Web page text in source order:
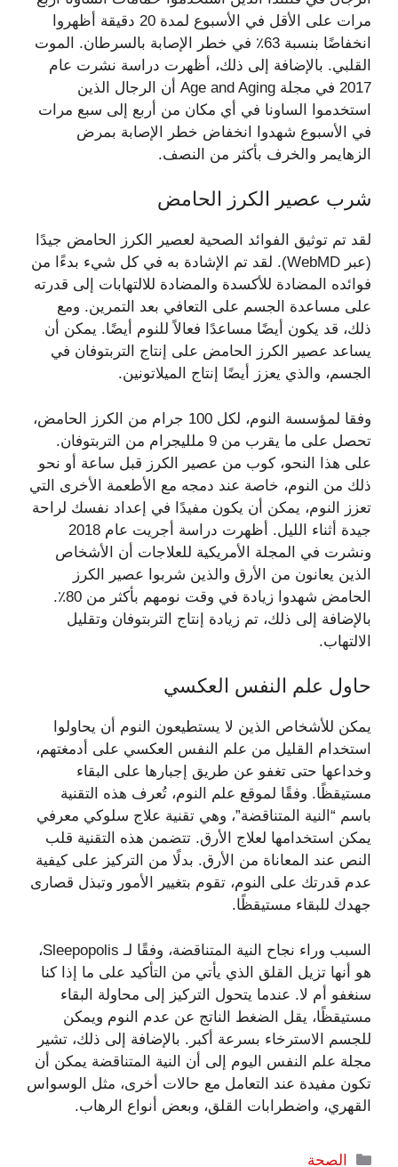
مرات على الأقل في الأسبوع لمدة 20 دقيقة أظهروا
انخفاضًا بنسبة 63٪ في خطر الإصابة بالسرطان. الموت
القلبي. بالإضافة إلى ذلك، أظهرت دراسة نشرت عام
2017 في مجلة Age and Aging أن الرجال الذين
استخدموا الساونا في أي مكان من أربع إلى سبع مرات
في الأسبوع شهدوا انخفاض خطر الإصابة بمرض
الزهايمر والخرف بأكثر من النصف.
شرب عصير الكرز الحامض
لقد تم توثيق الفوائد الصحية لعصير الكرز الحامض جيدًا
(عبر WebMD). لقد تم الإشادة به في كل شيء بدءًا من
فوائده المضادة للأكسدة والمضادة للالتهابات إلى قدرته
على مساعدة الجسم على التعافي بعد التمرين. ومع
ذلك، قد يكون أيضًا مساعدًا فعالاً للنوم أيضًا. يمكن أن
يساعد عصير الكرز الحامض على إنتاج التربتوفان في
الجسم، والذي يعزز أيضًا إنتاج الميلاتونين.
وفقا لمؤسسة النوم، لكل 100 جرام من الكرز الحامض،
تحصل على ما يقرب من 9 ملليجرام من التربتوفان.
على هذا النحو، كوب من عصير الكرز قبل ساعة أو نحو
ذلك من النوم، خاصة عند دمجه مع الأطعمة الأخرى التي
تعزز النوم، يمكن أن يكون مفيدًا في إعداد نفسك لراحة
جيدة أثناء الليل. أظهرت دراسة أجريت عام 2018
ونشرت في المجلة الأمريكية للعلاجات أن الأشخاص
الذين يعانون من الأرق والذين شربوا عصير الكرز
الحامض شهدوا زيادة في وقت نومهم بأكثر من 80٪.
بالإضافة إلى ذلك، تم زيادة إنتاج التربتوفان وتقليل
الالتهاب.
حاول علم النفس العكسي
يمكن للأشخاص الذين لا يستطيعون النوم أن يحاولوا
استخدام القليل من علم النفس العكسي على أدمغتهم،
وخداعها حتى تغفو عن طريق إجبارها على البقاء
مستيقظًا. وفقًا لموقع علم النوم، تُعرف هذه التقنية
باسم “النية المتناقضة”، وهي تقنية علاج سلوكي معرفي
يمكن استخدامها لعلاج الأرق. تتضمن هذه التقنية قلب
النص عند المعاناة من الأرق. بدلًا من التركيز على كيفية
عدم قدرتك على النوم، تقوم بتغيير الأمور وتبذل قصارى
جهدك للبقاء مستيقظًا.
السبب وراء نجاح النية المتناقضة، وفقًا لـ Sleepopolis،
هو أنها تزيل القلق الذي يأتي من التأكيد على ما إذا كنا
سنغفو أم لا. عندما يتحول التركيز إلى محاولة البقاء
مستيقظًا، يقل الضغط الناتج عن عدم النوم ويمكن
للجسم الاسترخاء بسرعة أكبر. بالإضافة إلى ذلك، تشير
مجلة علم النفس اليوم إلى أن النية المتناقضة يمكن أن
تكون مفيدة عند التعامل مع حالات أخرى، مثل الوسواس
القهري، واضطرابات القلق، وبعض أنواع الرهاب.
التصنيفات
الصحة